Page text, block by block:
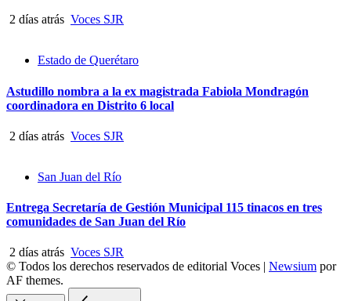
2 días atrás Voces SJR
Estado de Querétaro
Astudillo nombra a la ex magistrada Fabiola Mondragón
coordinadora en Distrito 6 local
2 días atrás Voces SJR
San Juan del Río
Entrega Secretaría de Gestión Municipal 115 tinacos en tres
comunidades de San Juan del Río
2 días atrás Voces SJR
© Todos los derechos reservados de editorial Voces | Newsium por
AF themes.